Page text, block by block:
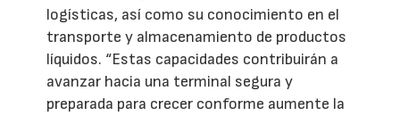
logísticas, así como su conocimiento en el
transporte y almacenamiento de productos
líquidos. “Estas capacidades contribuirán a
avanzar hacia una terminal segura y
preparada para crecer conforme aumente la